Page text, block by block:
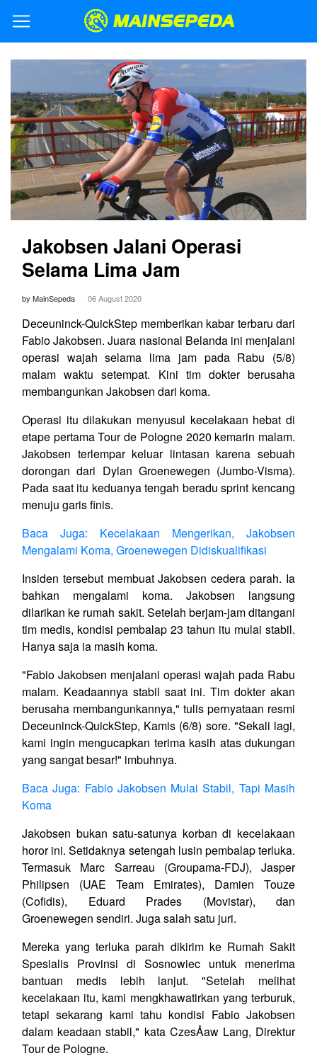
Jakobsen Jalani Operasi
Selama Lima Jam
by MainSepeda 06 August 2020
Deceuninck-QuickStep memberikan kabar terbaru dari
Fabio Jakobsen. Juara nasional Belanda ini menjalani
operasi wajah selama lima jam pada Rabu (5/8)
malam waktu setempat. Kini tim dokter berusaha
membangunkan Jakobsen dari koma.
Operasi itu dilakukan menyusul kecelakaan hebat di
etape pertama Tour de Pologne 2020 kemarin malam.
Jakobsen terlempar keluar lintasan karena sebuah
dorongan dari Dylan Groenewegen (Jumbo-Visma).
Pada saat itu keduanya tengah beradu sprint kencang
menuju garis finis.
Baca Juga: Kecelakaan Mengerikan, Jakobsen
Mengalami Koma, Groenewegen Didiskualifikasi
Insiden tersebut membuat Jakobsen cedera parah. Ia
bahkan mengalami koma. Jakobsen langsung
dilarikan ke rumah sakit. Setelah berjam-jam ditangani
tim medis, kondisi pembalap 23 tahun itu mulai stabil.
Hanya saja ia masih koma.
"Fabio Jakobsen menjalani operasi wajah pada Rabu
malam. Keadaannya stabil saat ini. Tim dokter akan
berusaha membangunkannya," tulis pernyataan resmi
Deceuninck-QuickStep, Kamis (6/8) sore. "Sekali lagi,
kami ingin mengucapkan terima kasih atas dukungan
yang sangat besar!" imbuhnya.
Baca Juga: Fabio Jakobsen Mulai Stabil, Tapi Masih
Koma
Jakobsen bukan satu-satunya korban di kecelakaan
horor ini. Setidaknya setengah lusin pembalap terluka.
Termasuk Marc Sarreau (Groupama-FDJ), Jasper
Philipsen (UAE Team Emirates), Damien Touze
(Cofidis), Eduard Prades (Movistar), dan
Groenewegen sendiri. Juga salah satu juri.
Mereka yang terluka parah dikirim ke Rumah Sakit
Spesialis Provinsi di Sosnowiec untuk menerima
bantuan medis lebih lanjut. "Setelah melihat
kecelakaan itu, kami mengkhawatirkan yang terburuk,
tetapi sekarang kami tahu kondisi Fabio Jakobsen
dalam keadaan stabil," kata CzesÅaw Lang, Direktur
Tour de Pologne.